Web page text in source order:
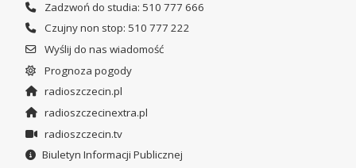
Zadzwoń do studia: 510 777 666
Czujny non stop: 510 777 222
Wyślij do nas wiadomość
Prognoza pogody
radioszczecin.pl
radioszczecinextra.pl
radioszczecin.tv
Biuletyn Informacji Publicznej